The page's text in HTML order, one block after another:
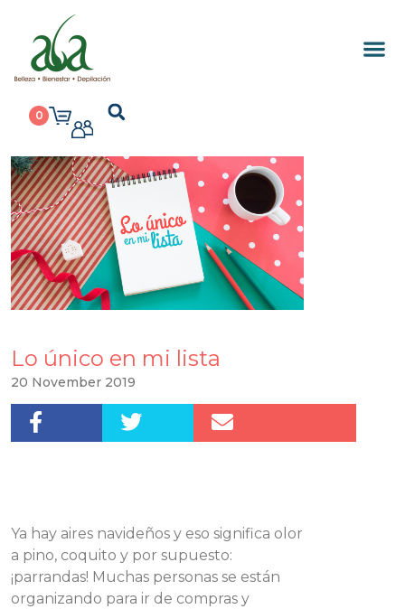
0
Lo único en mi lista
20 November 2019
Ya hay aires navideños y eso significa olor
a pino, coquito y por supuesto:
¡parrandas! Muchas personas se están
organizando para ir de compras y